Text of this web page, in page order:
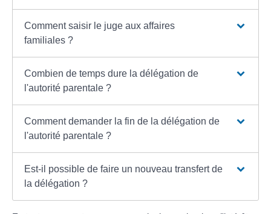
Comment saisir le juge aux affaires
familiales ?
Combien de temps dure la délégation de
l'autorité parentale ?
Comment demander la fin de la délégation de
l'autorité parentale ?
Est-il possible de faire un nouveau transfert de
la délégation ?